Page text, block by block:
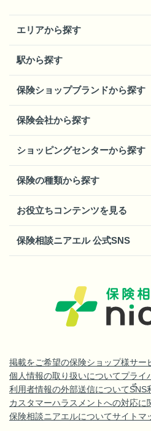
エリアから探す
駅から探す
保険ショップブランドから探す
保険会社から探す
ショッピングセンターから探す
保険の種類から探す
お役立ちコンテンツを見る
保険相談ニアエル 公式SNS
掲載をご希望の保険ショップ様サー
個人情報の取り扱いについてプライ
利用者情報の外部送信についてSNS
カスタマーハラスメントへの対応に
保険相談ニアエルについてサイトマ